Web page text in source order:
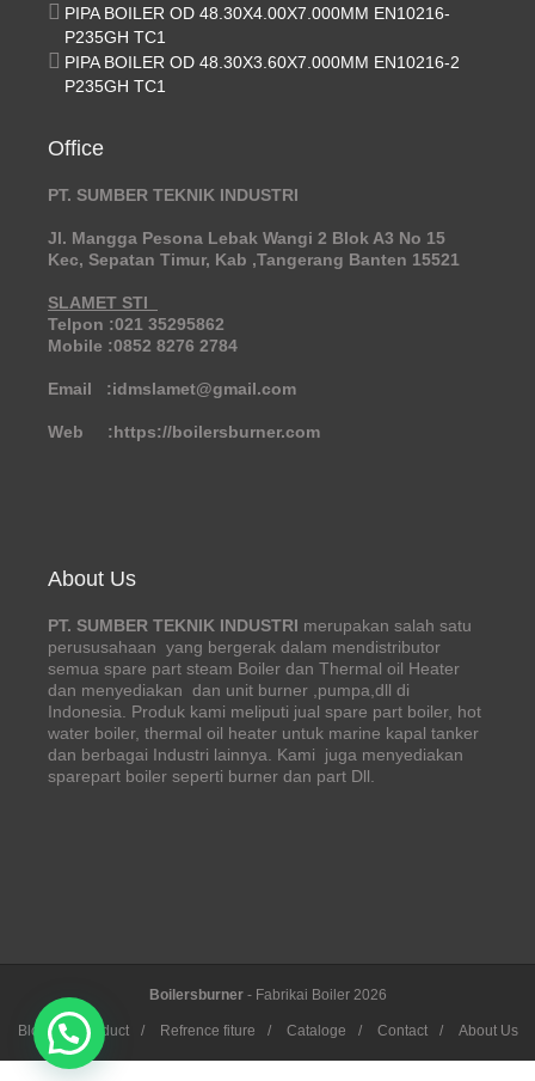
PIPA BOILER OD 48.30X4.00X7.000MM EN10216-
P235GH TC1
PIPA BOILER OD 48.30X3.60X7.000MM EN10216-2
P235GH TC1
Office
PT. SUMBER TEKNIK INDUSTRI
Jl. Mangga Pesona Lebak Wangi 2 Blok A3 No 15
Kec, Sepatan Timur, Kab ,Tangerang Banten 15521
SLAMET STI
Telpon :021 35295862
Mobile :0852 8276 2784
Email :idmslamet@gmail.com
Web :https://boilersburner.com
About Us
PT. SUMBER TEKNIK INDUSTRI merupakan salah satu
perususahaan yang bergerak dalam mendistributor
semua spare part steam Boiler dan Thermal oil Heater
dan menyediakan dan unit burner ,pumpa,dll di
Indonesia. Produk kami meliputi jual spare part boiler, hot
water boiler, thermal oil heater untuk marine kapal tanker
dan berbagai Industri lainnya. Kami juga menyediakan
sparepart boiler seperti burner dan part Dll.
Boilersburner- Fabrikai Boiler 2026
Blog / Product / Refrence fiture / Cataloge / Contact / About Us